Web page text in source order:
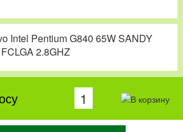
Intel Pentium G840 65W SANDY
2.8GHZ